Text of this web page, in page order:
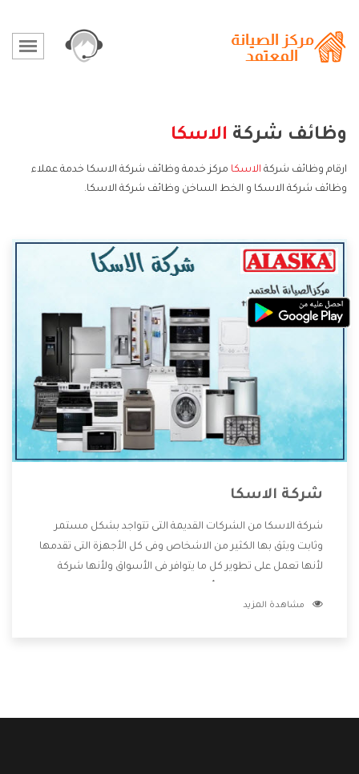
وظائف شركة الاسكا
ارقام وظائف شركة الاسكا مركز خدمة وظائف شركة الاسكا خدمة عملاء
وظائف شركة الاسكا و الخط الساخن وظائف شركة الاسكا.
شركة الاسكا
شركة الاسكا من الشركات القديمة التى تتواجد بشكل مستمر
وثابت ويثق بها الكثير من الاشخاص وفى كل الأجهزة التى تقدمها
لأنها تعمل على تطوير كل ما يتوافر فى الأسواق ولأنها شركة
وتقدم للعملاء أقوى العروض والخصومات التى تسهل على
مشاهدة المزيد